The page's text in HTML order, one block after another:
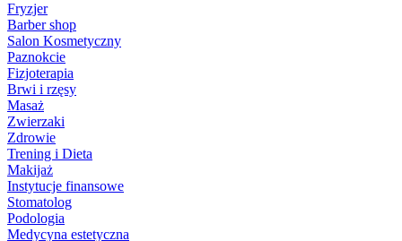
Fryzjer
Barber shop
Salon Kosmetyczny
Paznokcie
Fizjoterapia
Brwi i rzęsy
Masaż
Zwierzaki
Zdrowie
Trening i Dieta
Makijaż
Instytucje finansowe
Stomatolog
Podologia
Medycyna estetyczna